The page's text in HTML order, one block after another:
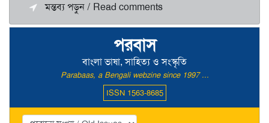
পরবাস
বাংলা ভাষা, সাহিত্য ও সংস্কৃতি
Parabaas, a Bengali webzine since 1997 ...
ISSN 1563-8685
মন্তব্য পড়ুন / Read comments